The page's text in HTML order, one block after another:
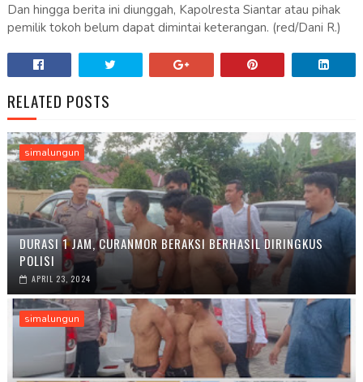
Dan hingga berita ini diunggah, Kapolresta Siantar atau pihak
pemilik tokoh belum dapat dimintai keterangan. (red/Dani R.)
RELATED POSTS
simalungun
DURASI 1 JAM, CURANMOR BERAKSI BERHASIL DIRINGKUS
POLISI
APRIL 23, 2024
simalungun